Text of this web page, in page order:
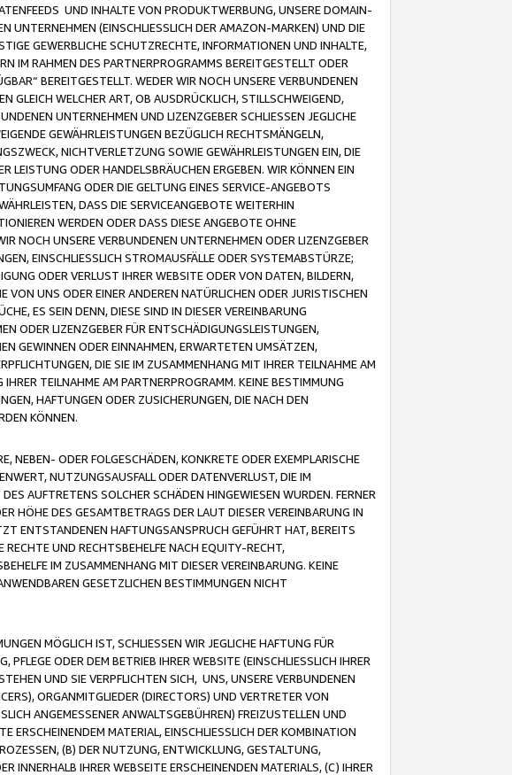
UND INHALTE VON PRODUKTWERBUNG, UNSERE DOMAIN-
UNTERNEHMEN (EINSCHLIESSLICH DER AMAZON-MARKEN) UND DIE
GEWERBLICHE SCHUTZRECHTE, INFORMATIONEN UND INHALTE,
IM RAHMEN DES PARTNERPROGRAMMS BEREITGESTELLT ODER
BEREITGESTELLT. WEDER WIR NOCH UNSERE VERBUNDENEN
GLEICH WELCHER ART, OB AUSDRÜCKLICH, STILLSCHWEIGEND,
UNTERNEHMEN UND LIZENZGEBER SCHLIESSEN JEGLICHE
GEWÄHRLEISTUNGEN BEZÜGLICH RECHTSMÄNGELN,
NICHTVERLETZUNG SOWIE GEWÄHRLEISTUNGEN EIN, DIE
LEISTUNG ODER HANDELSBRÄUCHEN ERGEBEN. WIR KÖNNEN EIN
ODER DIE GELTUNG EINES SERVICE-ANGEBOTS
DASS DIE SERVICEANGEBOTE WEITERHIN
WERDEN ODER DASS DIESE ANGEBOTE OHNE
NOCH UNSERE VERBUNDENEN UNTERNEHMEN ODER LIZENZGEBER
EINSCHLIESSLICH STROMAUSFÄLLE ODER SYSTEMABSTÜRZE;
ODER VERLUST IHRER WEBSITE ODER VON DATEN, BILDERN,
UNS ODER EINER ANDEREN NATÜRLICHEN ODER JURISTISCHEN
ES SEIN DENN, DIESE SIND IN DIESER VEREINBARUNG
ODER LIZENZGEBER FÜR ENTSCHÄDIGUNGSLEISTUNGEN,
GEWINNEN ODER EINNAHMEN, ERWARTETEN UMSÄTZEN,
DIE SIE IM ZUSAMMENHANG MIT IHRER TEILNAHME AM
TEILNAHME AM PARTNERPROGRAMM. KEINE BESTIMMUNG
HAFTUNGEN ODER ZUSICHERUNGEN, DIE NACH DEN
KÖNNEN.
NEBEN- ODER FOLGESCHÄDEN, KONKRETE ODER EXEMPLARISCHE
NUTZUNGSAUSFALL ODER DATENVERLUST, DIE IM
AUFTRETENS SOLCHER SCHÄDEN HINGEWIESEN WURDEN. FERNER
HÖHE DES GESAMTBETRAGS DER LAUT DIESER VEREINBARUNG IN
ENTSTANDENEN HAFTUNGSANSPRUCH GEFÜHRT HAT, BEREITS
UND RECHTSBEHELFE NACH EQUITY-RECHT,
IM ZUSAMMENHANG MIT DIESER VEREINBARUNG. KEINE
GESETZLICHEN BESTIMMUNGEN NICHT
MÖGLICH IST, SCHLIESSEN WIR JEGLICHE HAFTUNG FÜR
ODER DEM BETRIEB IHRER WEBSITE (EINSCHLIESSLICH IHRER
UND SIE VERPFLICHTEN SICH, UNS, UNSERE VERBUNDENEN
ORGANMITGLIEDER (DIRECTORS) UND VERTRETER VON
ANGEMESSENER ANWALTSGEBÜHREN) FREIZUSTELLEN UND
ERSCHEINENDEM MATERIAL, EINSCHLIESSLICH DER KOMBINATION
(B) DER NUTZUNG, ENTWICKLUNG, GESTALTUNG,
INNERHALB IHRER WEBSEITE ERSCHEINENDEN MATERIALS, (C) IHRER